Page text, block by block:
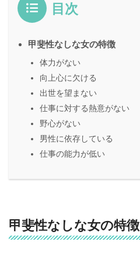
目次
甲斐性なしな女の特徴
体力がない
向上心に欠ける
出世を望まない
仕事に対する熱意がない
野心がない
男性に依存している
仕事の能力が低い
甲斐性なしな女の特徴